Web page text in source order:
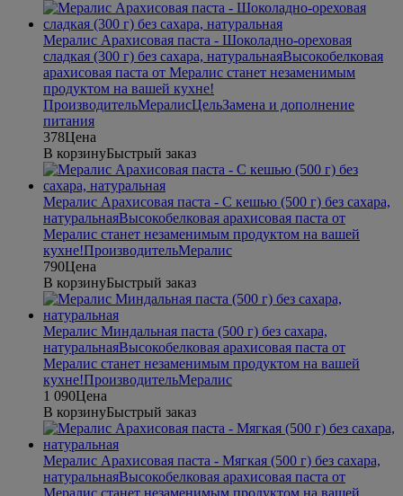
Мералис Арахисовая паста - Шоколадно-ореховая
сладкая (300 г) без сахара, натуральнаяВысокобелковая
арахисовая паста от Мералис станет незаменимым
продуктом на вашей кухне!
ПроизводительМералисЦельЗамена и дополнение
питания
378Цена
В корзинуБыстрый заказ
Мералис Арахисовая паста - С кешью (500 г) без сахара,
натуральнаяВысокобелковая арахисовая паста от
Мералис станет незаменимым продуктом на вашей
кухне!ПроизводительМералис
790Цена
В корзинуБыстрый заказ
Мералис Миндальная паста (500 г) без сахара,
натуральнаяВысокобелковая арахисовая паста от
Мералис станет незаменимым продуктом на вашей
кухне!ПроизводительМералис
1 090Цена
В корзинуБыстрый заказ
Мералис Арахисовая паста - Мягкая (500 г) без сахара,
натуральнаяВысокобелковая арахисовая паста от
Мералис станет незаменимым продуктом на вашей